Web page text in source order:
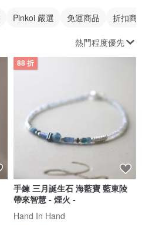
Pinkoi 嚴選 免運商品 折扣商
熱門程度優先
88 折
手鍊 三月誕生石 海藍寶 藍東陵
帶來智慧 - 煙火 -
Hand In Hand